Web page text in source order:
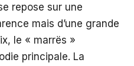
repose sur une
mais d’une grande
le « marrës »
principale. La